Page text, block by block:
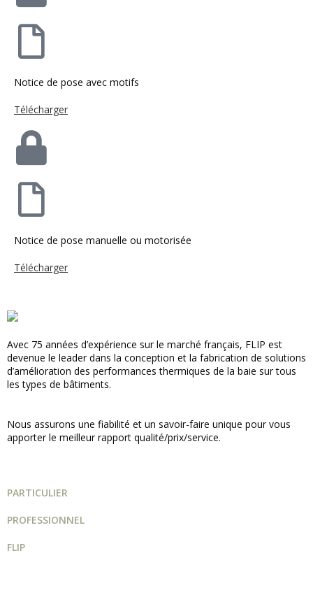
Notice de pose avec motifs
Télécharger
Notice de pose manuelle ou motorisée
Télécharger
Avec 75 années d’expérience sur le marché français, FLIP est
devenue le leader dans la conception et la fabrication de solutions
d’amélioration des performances thermiques de la baie sur tous
les types de bâtiments.
Nous assurons une fiabilité et un savoir-faire unique pour vous
apporter le meilleur rapport qualité/prix/service.
PARTICULIER
PROFESSIONNEL
FLIP